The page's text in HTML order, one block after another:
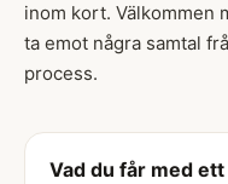
inom kort. Välkommen
ta emot några samtal
process.
Vad du får med